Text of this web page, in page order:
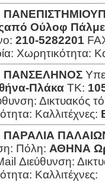
Ούλοφ
210-5282201
Χωρητικότητα:
ΠΑΝΣΕΛΗΝΟΣ
Πλάκα ΤΚ:
Δικτυακός
Καλλιτέχνες:
ΠΑΡΑΛΙΑ
Πόλη: ΑΘΗΝΑ
Διεύθυνση:
Καλλιτέχνες: